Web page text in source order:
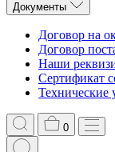
Документы
Договор на
Договор
Наши
Сертификат
Технические
0